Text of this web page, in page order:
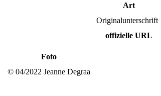
Art
Originalunterschrift
offizielle URL
Foto
© 04/2022 Jeanne Degraa